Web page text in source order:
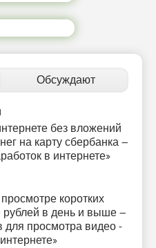
Обсуждают
без вложений
на карту сбербанка –
в интернете»
коротких
рублей в день и выше –
для просмотра видео -